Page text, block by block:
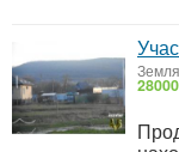
Земля